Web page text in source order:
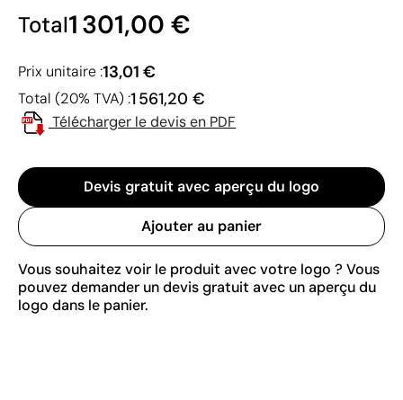
Total1 301,00 €
Prix unitaire :13,01 €
Total (20% TVA) :1 561,20 €
Télécharger le devis en PDF
Devis gratuit avec aperçu du logo
Ajouter au panier
Vous souhaitez voir le produit avec votre logo ? Vous
pouvez demander un devis gratuit avec un aperçu du
logo dans le panier.